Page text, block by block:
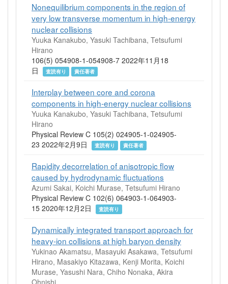
Nonequilibrium components in the region of
very low transverse momentum in high-energy
nuclear collisions
Yuuka Kanakubo, Yasuki Tachibana, Tetsufumi
Hirano
106(5) 054908-1-054908-7 2022年11月18
日
査読有り 責任著者
Interplay between core and corona
components in high-energy nuclear collisions
Yuuka Kanakubo, Yasuki Tachibana, Tetsufumi
Hirano
Physical Review C 105(2) 024905-1-024905-
23 2022年2月9日
査読有り 責任著者
Rapidity decorrelation of anisotropic flow
caused by hydrodynamic fluctuations
Azumi Sakai, Koichi Murase, Tetsufumi Hirano
Physical Review C 102(6) 064903-1-064903-
15 2020年12月2日
査読有り
Dynamically integrated transport approach for
heavy-ion collisions at high baryon density
Yukinao Akamatsu, Masayuki Asakawa, Tetsufumi
Hirano, Masakiyo Kitazawa, Kenji Morita, Koichi
Murase, Yasushi Nara, Chiho Nonaka, Akira
Ohnishi